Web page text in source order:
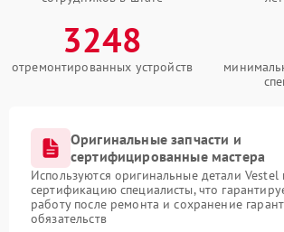
3248
отремонтированных устройств
Оригинальные запчасти и
сертифицированные мастера
Используются оригинальные детали
сертификацию специалисты, что
работу после ремонта и сохранение
обязательств